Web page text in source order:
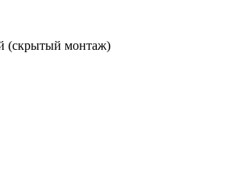
(скрытый монтаж)